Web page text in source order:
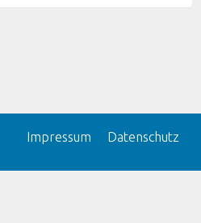
Impressum Datenschutz